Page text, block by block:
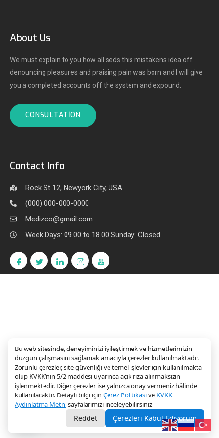
About Us
We must explain to you how all seds this mistakens idea off
denouncing pleasures and praising pain was born and I will give
you a completed accounts off the system and expound.
CONSULTATION
Contact Info
Rock St 12, Newyork City, USA
(000) 000-000-0000
Medizco@gmail.com
Week Days: 09.00 to 18.00 Sunday: Closed
Bu web sitesinde, deneyiminizi iyileştirmek ve hizmetlerimizin
düzgün çalışmasını sağlamak amacıyla çerezler kullanılmaktadır.
Zorunlu çerezler, site güvenliği ve temel işlevler için kullanılmakta
olup KVKK’nın 5/2 maddesi uyarınca açık rıza alınmaksızın
işlenmektedir. Diğer çerezler ise yalnızca onay vermeniz hâlinde
kullanılacaktır. Detaylı bilgi için Çerez Politikasıve KVKK
Aydınlatma Metnisayfalarımızı inceleyebilirsiniz.
Reddet Çerezleri Kabul Ediyorum
Randevu
Open chaty